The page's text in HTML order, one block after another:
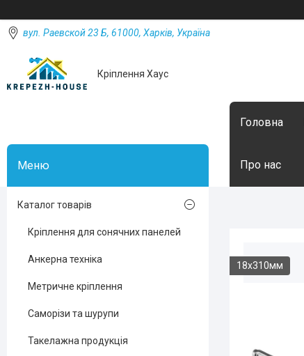
вул. Раевской 23 Б, 61000, Харків, Україна
Кріплення Хаус
Головна
Про нас
18х310мм
Каталог товарів
Кріплення для сонячних панелей
Анкерна техніка
Метричне кріплення
Саморізи та шурупи
Такелажна продукція